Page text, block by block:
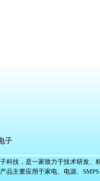
子
科技，是一家致力于技术研发、
品主要应用于家电、电源、SMPS